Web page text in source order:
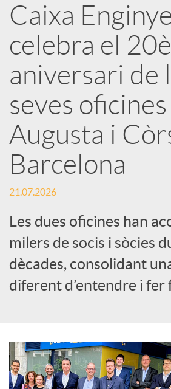
b
l
i
c
a
d
o
r
e
Caixa
celebra el
aniversari de
seves
Augusta i
Barcelona
21.07.2026
Les dues oficines han
milers de socis i sòcies
dècades, consolidant
diferent d’entendre i fer